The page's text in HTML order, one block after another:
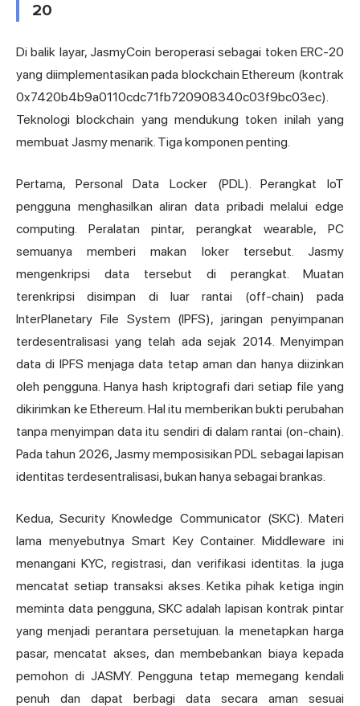
20
Di balik layar, JasmyCoin beroperasi sebagai token ERC-20
yang diimplementasikan pada blockchain Ethereum (kontrak
0x7420b4b9a0110cdc71fb720908340c03f9bc03ec).
Teknologi blockchain yang mendukung token inilah yang
membuat Jasmy menarik. Tiga komponen penting.
Pertama, Personal Data Locker (PDL). Perangkat IoT
pengguna menghasilkan aliran data pribadi melalui edge
computing. Peralatan pintar, perangkat wearable, PC
semuanya memberi makan loker tersebut. Jasmy
mengenkripsi data tersebut di perangkat. Muatan
terenkripsi disimpan di luar rantai (off-chain) pada
InterPlanetary File System (IPFS), jaringan penyimpanan
terdesentralisasi yang telah ada sejak 2014. Menyimpan
data di IPFS menjaga data tetap aman dan hanya diizinkan
oleh pengguna. Hanya hash kriptografi dari setiap file yang
dikirimkan ke Ethereum. Hal itu memberikan bukti perubahan
tanpa menyimpan data itu sendiri di dalam rantai (on-chain).
Pada tahun 2026, Jasmy memposisikan PDL sebagai lapisan
identitas terdesentralisasi, bukan hanya sebagai brankas.
Kedua, Security Knowledge Communicator (SKC). Materi
lama menyebutnya Smart Key Container. Middleware ini
menangani KYC, registrasi, dan verifikasi identitas. Ia juga
mencatat setiap transaksi akses. Ketika pihak ketiga ingin
meminta data pengguna, SKC adalah lapisan kontrak pintar
yang menjadi perantara persetujuan. Ia menetapkan harga
pasar, mencatat akses, dan membebankan biaya kepada
pemohon di JASMY. Pengguna tetap memegang kendali
penuh dan dapat berbagi data secara aman sesuai